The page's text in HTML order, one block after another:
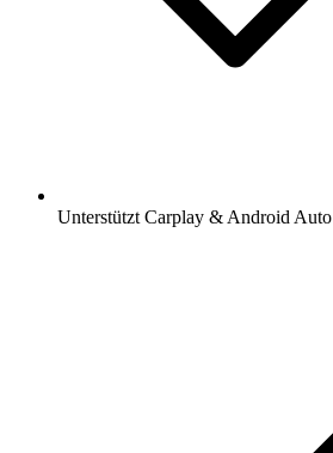
Unterstützt Carplay & Android Auto